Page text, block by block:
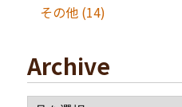
その他(14)
Archive